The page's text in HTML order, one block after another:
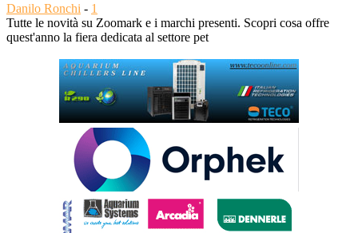
Danilo Ronchi - 1
Tutte le novità su Zoomark e i marchi presenti. Scopri cosa offre
quest'anno la fiera dedicata al settore pet